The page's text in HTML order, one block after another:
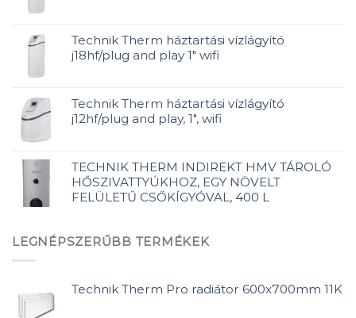
Technik Therm háztartási vízlágyító
j18hf/plug and play 1" wifi
Technik Therm háztartási vízlágyító
j12hf/plug and play, 1", wifi
TECHNIK THERM INDIREKT HMV TÁROLÓ
HŐSZIVATTYÚKHOZ, EGY NÖVELT
FELÜLETŰ CSŐKÍGYÓVAL, 400 L
LEGNÉPSZERŰBB TERMÉKEK
Technik Therm Pro radiátor 600x700mm 11K